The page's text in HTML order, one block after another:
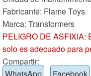
Fabricante: Flame Toys
Marca: Transformers
PELIGRO DE ASFIXIA:
solo es adecuado para
Compartir: